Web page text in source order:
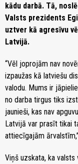
kādu darbā. Tā,
Valsts prezidents
uztver kā agresīvu
Latvijā.
“Vēl joprojām nav
izpaužas kā latviešu
valodu. Mums ir
no darba tirgus tiks
jaunieši, kas nav
Latvijā var prasīt tikai
attiecīgajām
Viņš uzskata, ka